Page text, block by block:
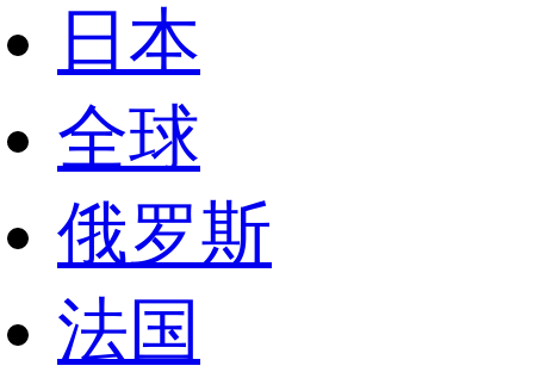
日本
全球
俄罗斯
法国